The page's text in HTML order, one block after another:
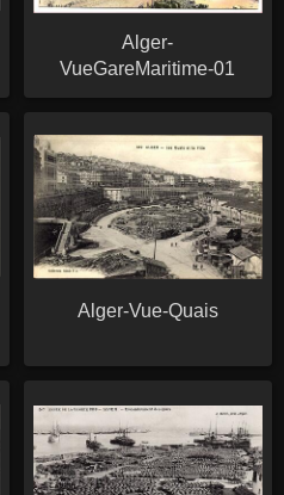
Alger-
VueGareMaritime-01
Alger-Vue-Quais